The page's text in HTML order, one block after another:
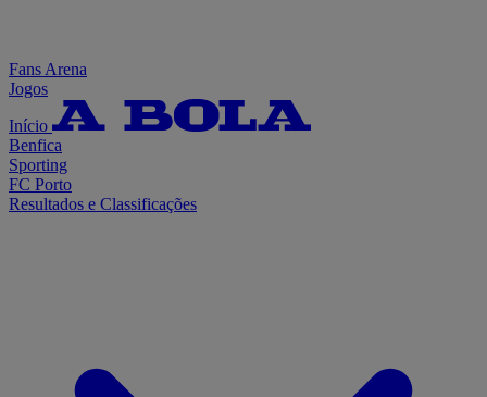
Fans Arena
Jogos
Início
Benfica
Sporting
FC Porto
Resultados e Classificações